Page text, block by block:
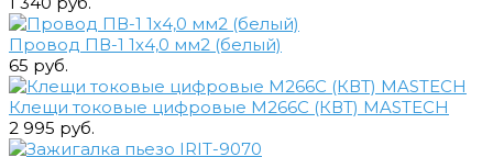
Провод ПВ-1 1х4,0 мм2 (белый)
65 руб.
Клещи токовые цифровые M266С (КВТ) MASTECH
2 995 руб.